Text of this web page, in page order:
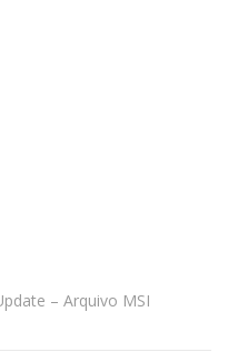
– Arquivo MSI